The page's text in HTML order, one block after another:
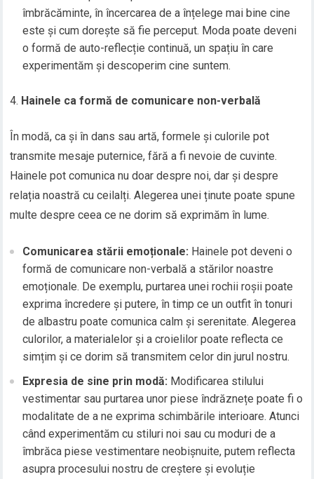
îmbrăcăminte, în încercarea de a înțelege mai bine cine
este și cum dorește să fie perceput. Moda poate deveni
o formă de auto-reflecție continuă, un spațiu în care
experimentăm și descoperim cine suntem.
Hainele ca formă de comunicare non-verbală
În modă, ca și în dans sau artă, formele și culorile pot
transmite mesaje puternice, fără a fi nevoie de cuvinte.
Hainele pot comunica nu doar despre noi, dar și despre
relația noastră cu ceilalți. Alegerea unei ținute poate spune
multe despre ceea ce ne dorim să exprimăm în lume.
Comunicarea stării emoționale: Hainele pot deveni o
formă de comunicare non-verbală a stărilor noastre
emoționale. De exemplu, purtarea unei rochii roșii poate
exprima încredere și putere, în timp ce un outfit în tonuri
de albastru poate comunica calm și serenitate. Alegerea
culorilor, a materialelor și a croielilor poate reflecta ce
simțim și ce dorim să transmitem celor din jurul nostru.
Expresia de sine prin modă: Modificarea stilului
vestimentar sau purtarea unor piese îndrăznețe poate fi o
modalitate de a ne exprima schimbările interioare. Atunci
când experimentăm cu stiluri noi sau cu moduri de a
îmbrăca piese vestimentare neobișnuite, putem reflecta
asupra procesului nostru de creștere și evoluție